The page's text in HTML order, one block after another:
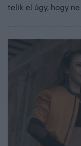
telik el úgy, hogy